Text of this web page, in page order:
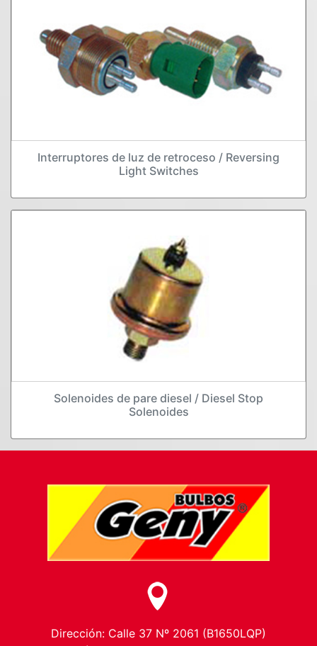
Interruptores de luz de retroceso / Reversing
Light Switches
Solenoides de pare diesel / Diesel Stop
Solenoides
Dirección: Calle 37 Nº 2061 (B1650LQP)